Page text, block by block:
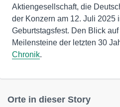
Aktiengesellschaft, die
der Konzern am 12. Juli 2025
Geburtstagsfest. Den Blick
Meilensteine der letzten 30
Chronik.
Orte in dieser Story